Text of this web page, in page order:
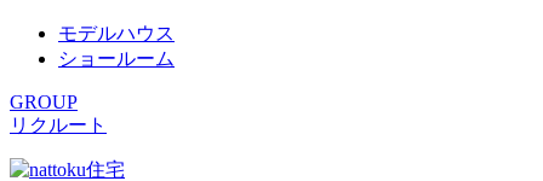
モデルハウス
ショールーム
GROUP
リクルート